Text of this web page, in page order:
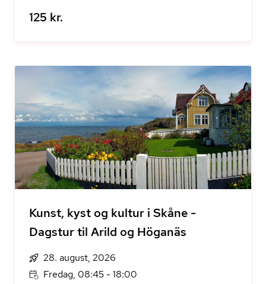
125 kr.
Kunst, kyst og kultur i Skåne -
Dagstur til Arild og Höganäs
28. august, 2026
Fredag, 08:45 - 18:00